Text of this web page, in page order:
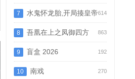
儿
614
7 水鬼怀龙胎,开局揍皇帝
863
8 吾凰在上之凤御四方
192
9 盲盒 2026
270
10 南戏